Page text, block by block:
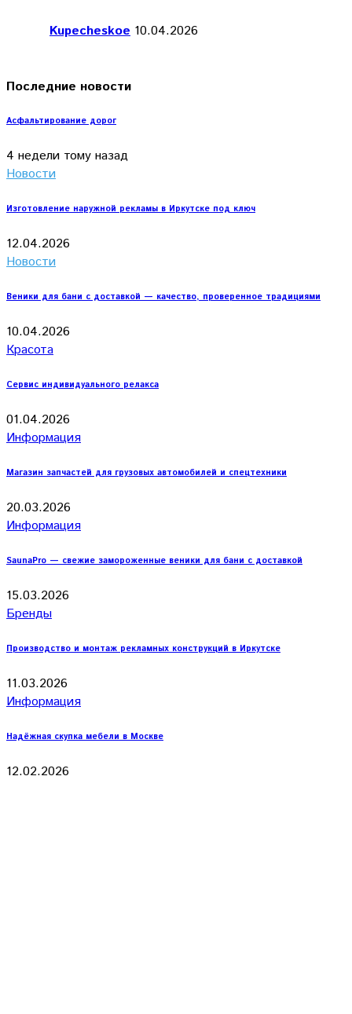
Kupecheskoe 10.04.2026
Последние новости
Асфальтирование дорог
4 недели тому назад
Новости
Изготовление наружной рекламы в Иркутске под ключ
12.04.2026
Новости
Веники для бани с доставкой — качество, проверенное традициями
10.04.2026
Красота
Сервис индивидуального релакса
01.04.2026
Информация
Магазин запчастей для грузовых автомобилей и спецтехники
20.03.2026
Информация
SaunaPro — свежие замороженные веники для бани с доставкой
15.03.2026
Бренды
Производство и монтаж рекламных конструкций в Иркутске
11.03.2026
Информация
Надёжная скупка мебели в Москве
12.02.2026